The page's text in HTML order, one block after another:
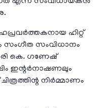
ഹിറ്റ്
സംഗീത സംവിധാനം
കെ. ഗണേഷ്
ഇന്റർനാഷണലും
നിർമ്മാണം